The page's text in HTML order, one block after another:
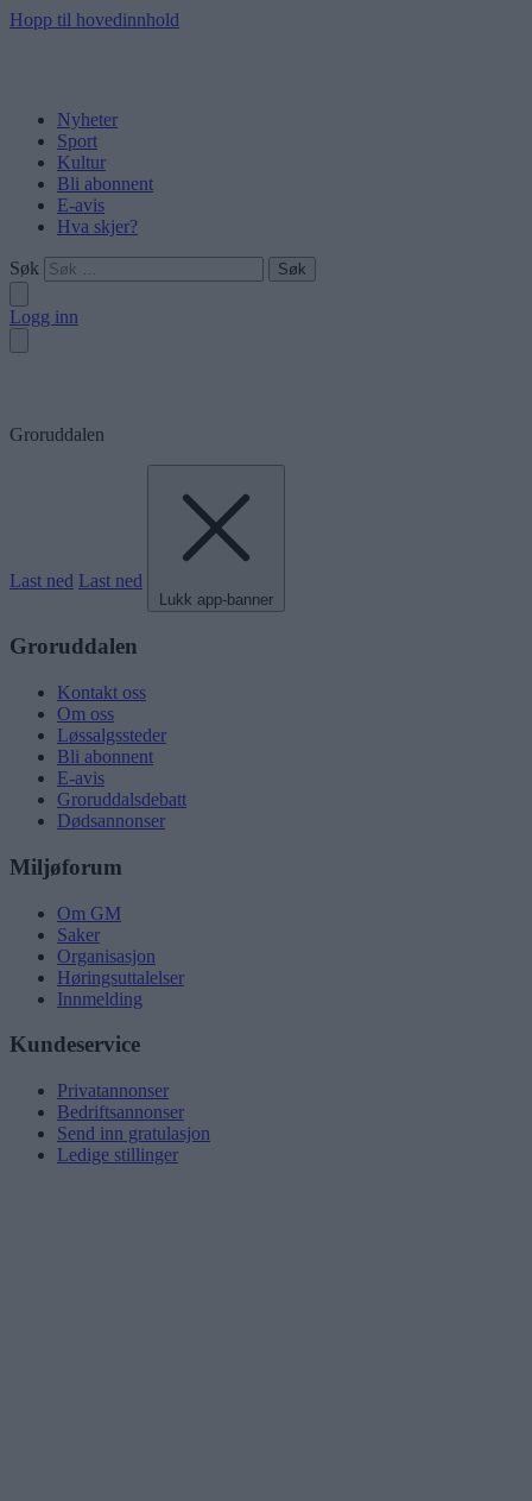
Hopp til hovedinnhold
Nyheter
Sport
Kultur
Bli abonnent
E-avis
Hva skjer?
Søk
Logg inn
Groruddalen
Last ned Last ned
Lukk app-banner
Groruddalen
Kontakt oss
Om oss
Løssalgssteder
Bli abonnent
E-avis
Groruddalsdebatt
Dødsannonser
Miljøforum
Om GM
Saker
Organisasjon
Høringsuttalelser
Innmelding
Kundeservice
Privatannonser
Bedriftsannonser
Send inn gratulasjon
Ledige stillinger